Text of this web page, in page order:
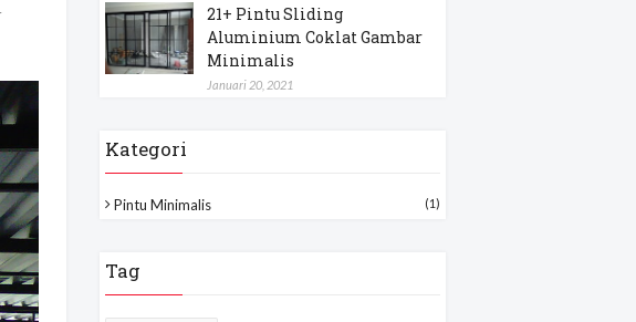
21+ Pintu Sliding
Aluminium Coklat Gambar
Minimalis
Januari 20, 2021
Kategori
Pintu Minimalis (1)
Tag